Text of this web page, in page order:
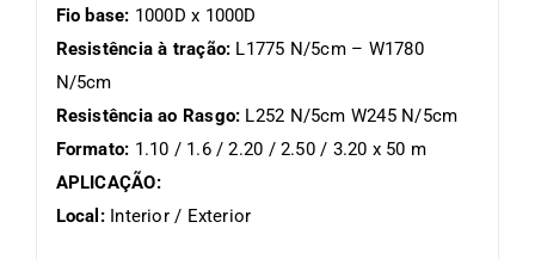
Fio base: 1000D x 1000D
Resistência à tração: L1775 N/5cm – W1780
N/5cm
Resistência ao Rasgo: L252 N/5cm W245 N/5cm
Formato: 1.10 / 1.6 / 2.20 / 2.50 / 3.20 x 50 m
APLICAÇÃO:
Local: Interior / Exterior